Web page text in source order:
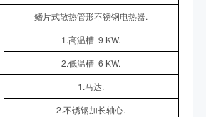
鳍片式散热管形不锈钢电热器.
1.高温槽 9 KW.
2.低温槽 6 KW.
1.马达.
2.不锈钢加长轴心.